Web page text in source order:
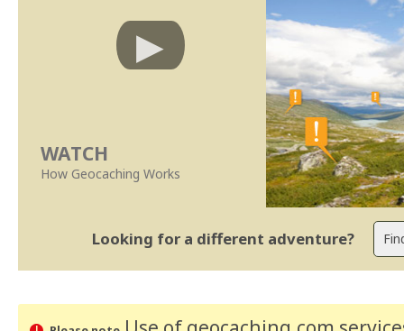
WATCH
How Geocaching Works
Looking for a different adventure?